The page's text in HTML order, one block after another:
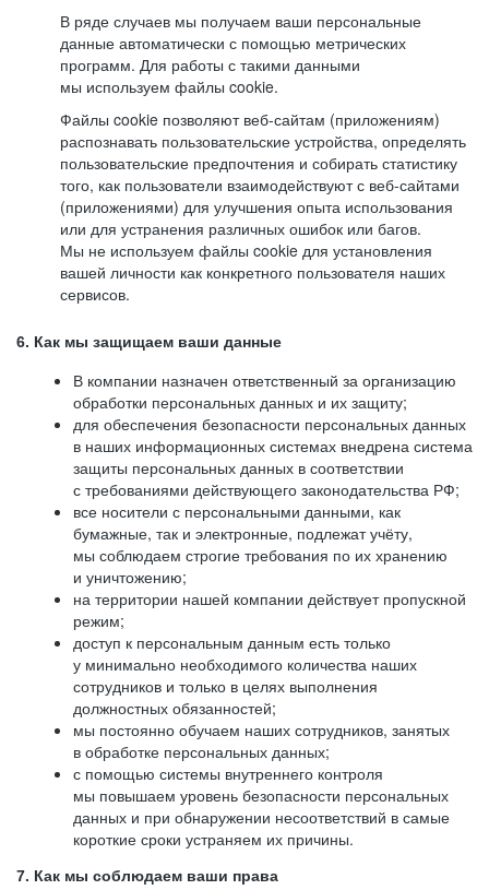
В ряде случаев мы получаем ваши персональные
данные автоматически с помощью метрических
программ. Для работы с такими данными
мы используем файлы cookie.
Файлы cookie позволяют веб-сайтам (приложениям)
распознавать пользовательские устройства, определять
пользовательские предпочтения и собирать статистику
того, как пользователи взаимодействуют с веб-сайтами
(приложениями) для улучшения опыта использования
или для устранения различных ошибок или багов.
Мы не используем файлы cookie для установления
вашей личности как конкретного пользователя наших
сервисов.
6. Как мы защищаем ваши данные
В компании назначен ответственный за организацию
обработки персональных данных и их защиту;
для обеспечения безопасности персональных данных
в наших информационных системах внедрена система
защиты персональных данных в соответствии
с требованиями действующего законодательства РФ;
все носители с персональными данными, как
бумажные, так и электронные, подлежат учёту,
мы соблюдаем строгие требования по их хранению
и уничтожению;
на территории нашей компании действует пропускной
режим;
доступ к персональным данным есть только
у минимально необходимого количества наших
сотрудников и только в целях выполнения
должностных обязанностей;
мы постоянно обучаем наших сотрудников, занятых
в обработке персональных данных;
с помощью системы внутреннего контроля
мы повышаем уровень безопасности персональных
данных и при обнаружении несоответствий в самые
короткие сроки устраняем их причины.
7. Как мы соблюдаем ваши права